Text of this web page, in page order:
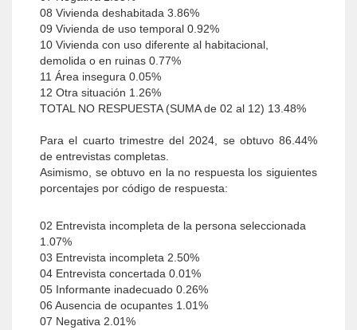
08 Vivienda deshabitada 3.86%
09 Vivienda de uso temporal 0.92%
10 Vivienda con uso diferente al habitacional,
demolida o en ruinas 0.77%
11 Área insegura 0.05%
12 Otra situación 1.26%
TOTAL NO RESPUESTA (SUMA de 02 al 12) 13.48%
Para el cuarto trimestre del 2024, se obtuvo 86.44%
de entrevistas completas.
Asimismo, se obtuvo en la no respuesta los siguientes
porcentajes por código de respuesta:
02 Entrevista incompleta de la persona seleccionada
1.07%
03 Entrevista incompleta 2.50%
04 Entrevista concertada 0.01%
05 Informante inadecuado 0.26%
06 Ausencia de ocupantes 1.01%
07 Negativa 2.01%